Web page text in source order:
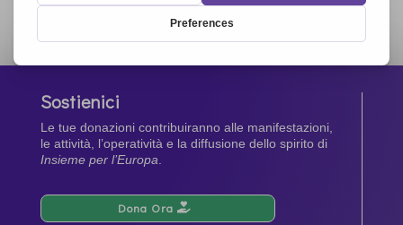
(altro…)
Sostienici
Le tue donazioni contribuiranno alle manifestazioni,
le attività, l’operatività e la diffusione dello spirito di
Insieme per l’Europa
Dona Ora